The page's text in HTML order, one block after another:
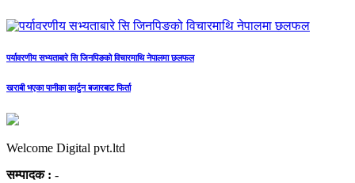
पर्यावरणीय सभ्यताबारे सि जिनपिङको विचारमाथि नेपालमा छलफल
खराबी भएका पानीका कार्टुन बजारबाट फिर्ता
Welcome Digital pvt.ltd
सम्पादक : -